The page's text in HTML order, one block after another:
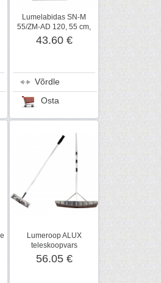
Lumelabidas SN-M
55/ZM-AD 120, 55 cm,
Wolf Garten
43.60 €
Võrdle
Osta
Lumeroop ALUX
teleskoopvars
56.05 €